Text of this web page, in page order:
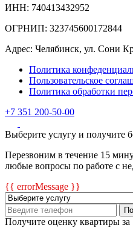
ИНН: 740413432952
ОГРНИП: 323745600172844
Адрес: Челябинск, ул. Сони
Политика
Пользовательское
Политика обработки
+7 351 200-50-00
Выберите услугу и получите
Перезвоним в течение 15
любые вопросы по работе с
{{ errorMessage }}
Получите оценку квартиры за